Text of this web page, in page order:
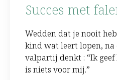
Succes met
Wedden dat je nooit
kind wat leert lopen, na
valpartij denkt : “Ik
is niets voor mij.”